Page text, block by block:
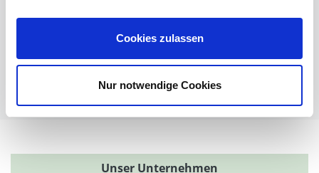
Cookies zulassen
Nur notwendige Cookies
Weidezaun preisgünstig
Weidezaun für Pferde
Weidezaun für Hühner
Unser Unternehmen